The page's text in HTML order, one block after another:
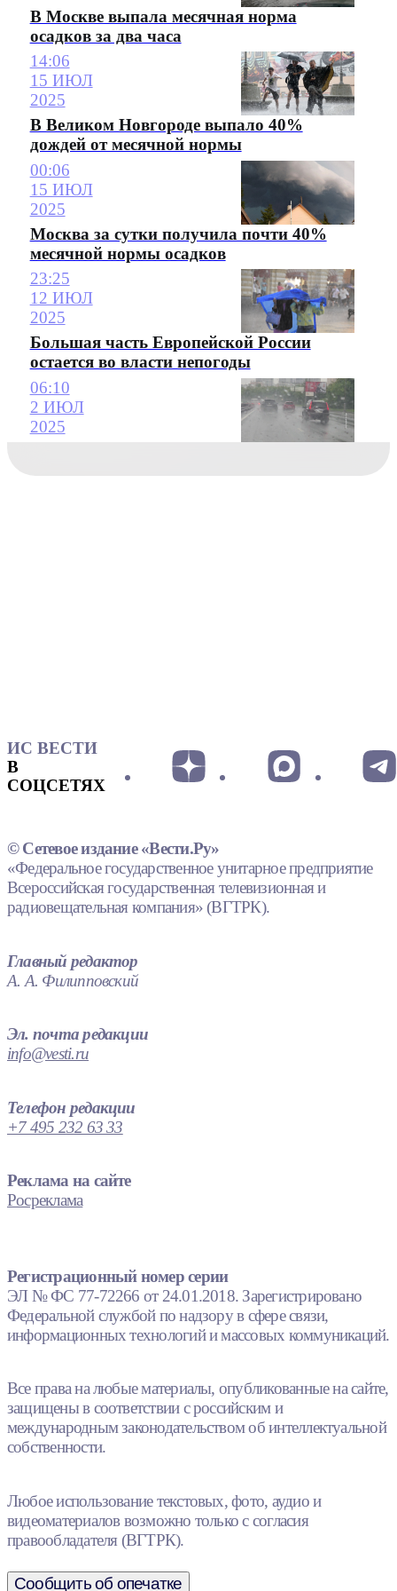
В Москве выпала месячная норма
осадков за два часа
14:06
15 ИЮЛ
2025
В Великом Новгороде выпало 40%
дождей от месячной нормы
00:06
15 ИЮЛ
2025
Москва за сутки получила почти 40%
месячной нормы осадков
23:25
12 ИЮЛ
2025
Большая часть Европейской России
остается во власти непогоды
06:10
2 ИЮЛ
2025
ИС ВЕСТИ
В
СОЦСЕТЯХ
© Сетевое издание «Вести.Ру»
«Федеральное государственное унитарное предприятие
Всероссийская государственная телевизионная и
радиовещательная компания» (ВГТРК).
Главный редактор
А. А. Филипповский
Эл. почта редакции
info@vesti.ru
Телефон редакции
+7 495 232 63 33
Реклама на сайте
Росреклама
Регистрационный номер серии
ЭЛ № ФС 77-72266 от 24.01.2018. Зарегистрировано
Федеральной службой по надзору в сфере связи,
информационных технологий и массовых коммуникаций.
Все права на любые материалы, опубликованные на сайте,
защищены в соответствии с российским и
международным законодательством об интеллектуальной
собственности.
Любое использование текстовых, фото, аудио и
видеоматериалов возможно только с согласия
правообладателя (ВГТРК).
Сообщить об опечатке